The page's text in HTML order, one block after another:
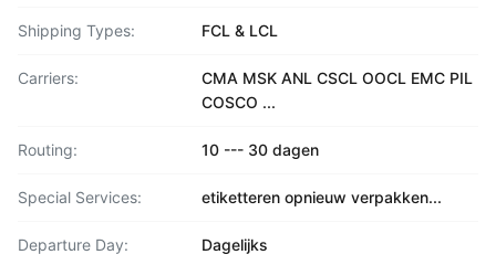
Shipping Types: FCL & LCL
Carriers:
CMA MSK ANL CSCL OOCL EMC PIL
COSCO ...
Routing: 10 --- 30 dagen
Special Services: etiketteren opnieuw verpakken...
Departure Day: Dagelijks